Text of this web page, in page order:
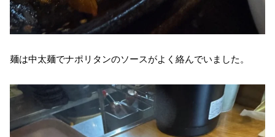
麺は中太麺でナポリタンのソースがよく絡んでいました。